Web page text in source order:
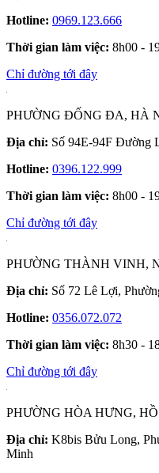
Hotline: 0969.123.666
Thời gian làm việc: 8h00 -
Chỉ đường tới đây
PHƯỜNG ĐỐNG ĐA, HÀ
Địa chỉ: Số 94E-94F Đường
Hotline: 0396.122.999
Thời gian làm việc: 8h00 -
Chỉ đường tới đây
PHƯỜNG THÀNH VINH,
Địa chỉ: Số 72 Lê Lợi,
Hotline: 0356.072.072
Thời gian làm việc: 8h30 -
Chỉ đường tới đây
PHƯỜNG HÒA HƯNG,
Địa chỉ: K8bis Bửu Long,
Minh